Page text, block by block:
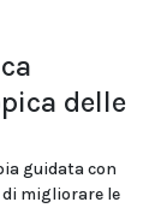
delle
guidata con
migliorare le